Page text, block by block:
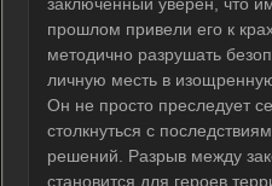
прошлом привели его к
методично разрушать
личную месть в
Он не просто преследует
столкнуться с
решений. Разрыв между
становится для героев